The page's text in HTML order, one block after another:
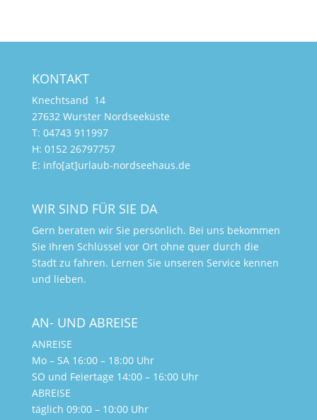
KONTAKT
Knechtsand 14
27632 Wurster Nordseeküste
T: 04743 911997
H: 0152 26797757
E: info[at]urlaub-nordseehaus.de
WIR SIND FÜR SIE DA
Gern beraten wir Sie persönlich. Bei uns bekommen
Sie Ihren Schlüssel vor Ort ohne quer durch die
Stadt zu fahren. Lernen Sie unseren Service kennen
und lieben.
AN- UND ABREISE
ANREISE
Mo – SA 16:00 – 18:00 Uhr
SO und Feiertage 14:00 – 16:00 Uhr
ABREISE
täglich 09:00 – 10:00 Uhr